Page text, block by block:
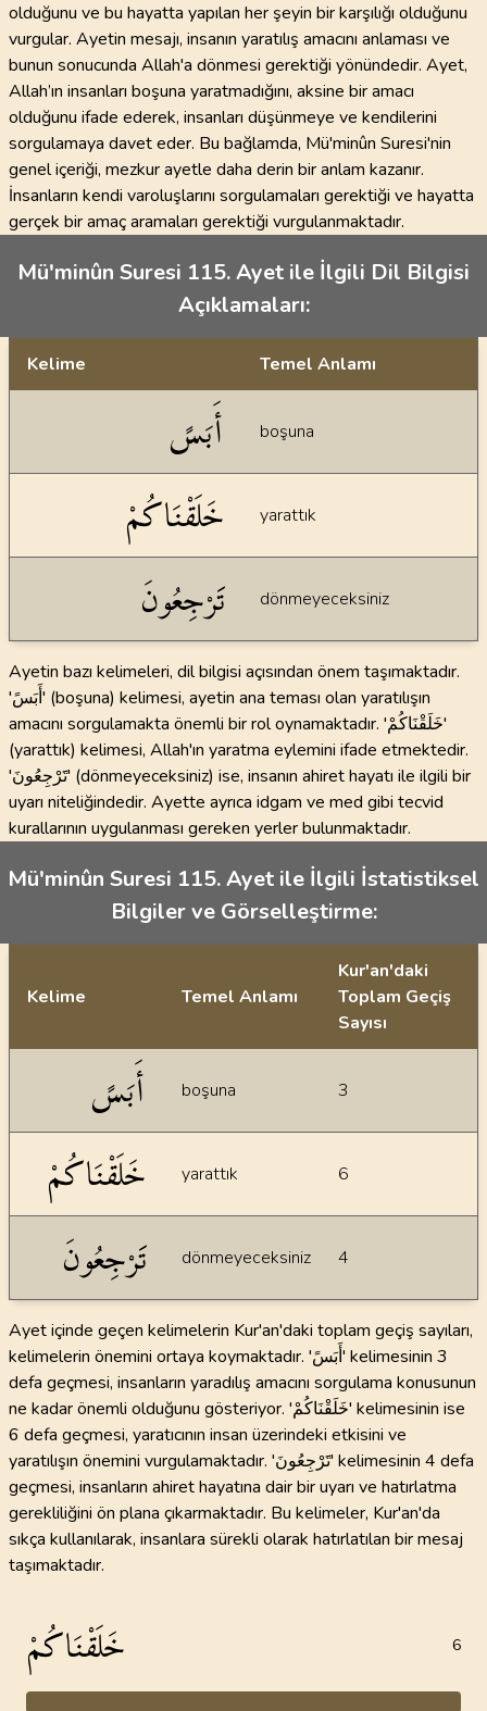
olduğunu ve bu hayatta yapılan her şeyin bir karşılığı olduğunu
vurgular. Ayetin mesajı, insanın yaratılış amacını anlaması ve
bunun sonucunda Allah'a dönmesi gerektiği yönündedir. Ayet,
Allah’ın insanları boşuna yaratmadığını, aksine bir amacı
olduğunu ifade ederek, insanları düşünmeye ve kendilerini
sorgulamaya davet eder. Bu bağlamda, Mü'minûn Suresi'nin
genel içeriği, mezkur ayetle daha derin bir anlam kazanır.
İnsanların kendi varoluşlarını sorgulamaları gerektiği ve hayatta
gerçek bir amaç aramaları gerektiği vurgulanmaktadır.
Mü'minûn Suresi 115. Ayet ile İlgili Dil Bilgisi
Açıklamaları:
Kelime Temel Anlamı
أَبَسً boşuna
خَلَقْنَاكُمْ yarattık
تََرْجِعُونَ dönmeyeceksiniz
Ayetin bazı kelimeleri, dil bilgisi açısından önem taşımaktadır.
'أَبَسً' (boşuna) kelimesi, ayetin ana teması olan yaratılışın
amacını sorgulamakta önemli bir rol oynamaktadır. 'خَلَقْنَاكُمْ'
(yarattık) kelimesi, Allah'ın yaratma eylemini ifade etmektedir.
'تََرْجِعُونَ' (dönmeyeceksiniz) ise, insanın ahiret hayatı ile ilgili bir
uyarı niteliğindedir. Ayette ayrıca idgam ve med gibi tecvid
kurallarının uygulanması gereken yerler bulunmaktadır.
Mü'minûn Suresi 115. Ayet ile İlgili İstatistiksel
Bilgiler ve Görselleştirme:
Kelime Temel Anlamı
Kur'an'daki
Toplam Geçiş
Sayısı
أَبَسً boşuna 3
خَلَقْنَاكُمْ yarattık 6
تََرْجِعُونَ dönmeyeceksiniz 4
Ayet içinde geçen kelimelerin Kur'an'daki toplam geçiş sayıları,
kelimelerin önemini ortaya koymaktadır. 'أَبَسً' kelimesinin 3
defa geçmesi, insanların yaradılış amacını sorgulama konusunun
ne kadar önemli olduğunu gösteriyor. 'خَلَقْنَاكُمْ' kelimesinin ise
6 defa geçmesi, yaratıcının insan üzerindeki etkisini ve
yaratılışın önemini vurgulamaktadır. 'تََرْجِعُونَ' kelimesinin 4 defa
geçmesi, insanların ahiret hayatına dair bir uyarı ve hatırlatma
gerekliliğini ön plana çıkarmaktadır. Bu kelimeler, Kur'an'da
sıkça kullanılarak, insanlara sürekli olarak hatırlatılan bir mesaj
taşımaktadır.
خَلَقْنَاكُمْ 6